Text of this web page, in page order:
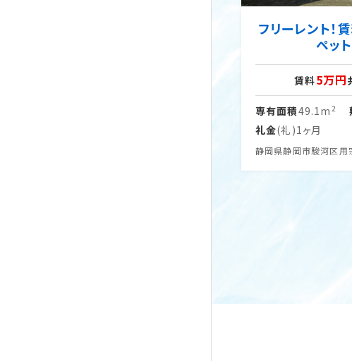
フリーレント！
ペッ
賃料5万円
専有面積49.1m 2
礼金(礼)1ヶ月
静岡県静岡市駿河区用